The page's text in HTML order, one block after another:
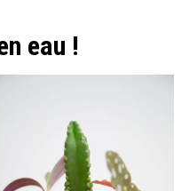
eau !